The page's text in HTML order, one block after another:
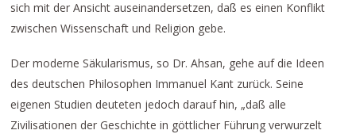
sich mit der Ansicht auseinandersetzen, daß es einen Konflikt
zwischen Wissenschaft und Religion gebe.
Der moderne Säkularismus, so Dr. Ahsan, gehe auf die Ideen
des deutschen Philosophen Immanuel Kant zurück. Seine
eigenen Studien deuteten jedoch darauf hin, „daß alle
Zivilisationen der Geschichte in göttlicher Führung verwurzelt